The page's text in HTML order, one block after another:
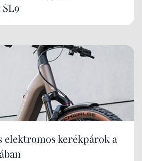
elektromos kerékpárok a